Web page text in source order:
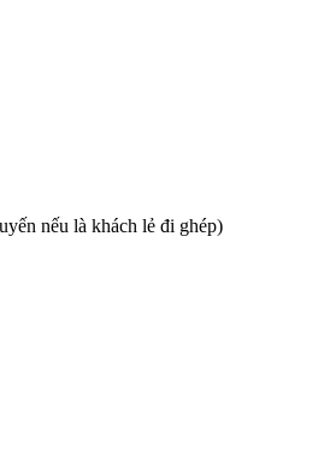
nếu là khách lẻ đi ghép)